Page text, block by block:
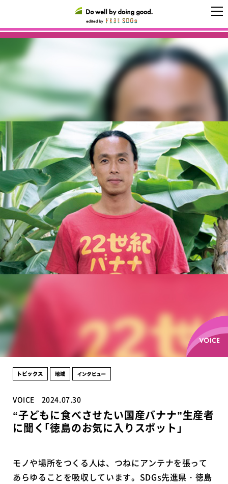
VOICE 2024.07.30
“子どもに食べさせたい国産バナナ”生産者
に聞く｢徳島のお気に入りスポット」
モノや場所をつくる人は、つねにアンテナを張って
あらゆることを吸収しています。SDGs先進県・徳島